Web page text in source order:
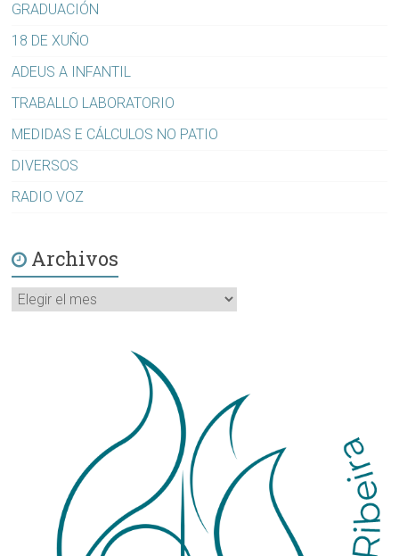
GRADUACIÓN
18 DE XUÑO
ADEUS A INFANTIL
TRABALLO LABORATORIO
MEDIDAS E CÁLCULOS NO PATIO
DIVERSOS
RADIO VOZ
Archivos
Archivos